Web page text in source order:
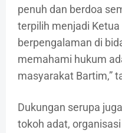
penuh dan berdoa
terpilih menjadi Ketua
berpengalaman di
memahami hukum
masyarakat Bartim,”
Dukungan serupa
tokoh adat,